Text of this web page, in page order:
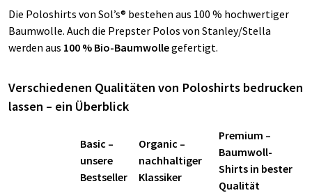
Die Poloshirts von Sol’s® bestehen aus 100 % hochwertiger
Baumwolle. Auch die Prepster Polos von Stanley/Stella
werden aus 100 % Bio-Baumwollegefertigt.
Verschiedenen Qualitäten von Poloshirts bedrucken
lassen – ein Überblick
Basic –
unsere
Bestseller
Organic –
nachhaltiger
Klassiker
Premium –
Baumwoll-
Shirts in bester
Qualität